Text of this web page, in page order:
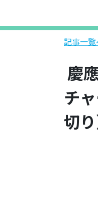
記事一覧
慶
チ
切り